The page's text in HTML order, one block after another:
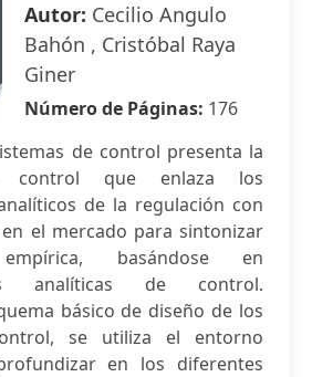
Autor: Cecilio Angulo
Bahón , Cristóbal Raya
Giner
Número de Páginas: 176
de control presenta la
control que enlaza los
de la regulación con
el mercado para sintonizar
basándose en
analíticas de control.
básico de diseño de los
se utiliza el entorno
en los diferentes